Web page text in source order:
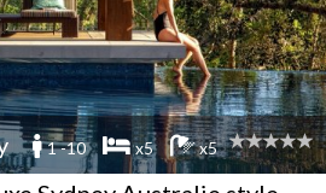
1 -10 x5 x5